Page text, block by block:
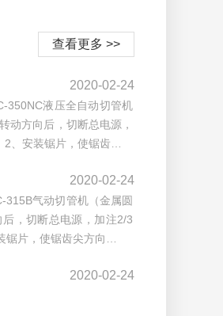
查看更多 >>
2020-02-24
350NC液压全自动切管机
动方向后，切断总电源，
、安装锯片，使锯齿…
2020-02-24
315B气动切管机（金属圆
，切断总电源，加注2/3
锯片，使锯齿尖方向…
2020-02-24